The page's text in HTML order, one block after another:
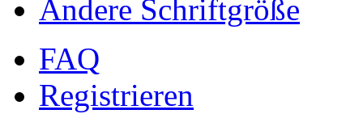
Ändere Schriftgröße
FAQ
Registrieren